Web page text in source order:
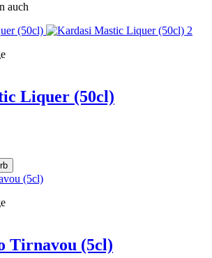
auch
Liquer (50cl)
Tirnavou (5cl)